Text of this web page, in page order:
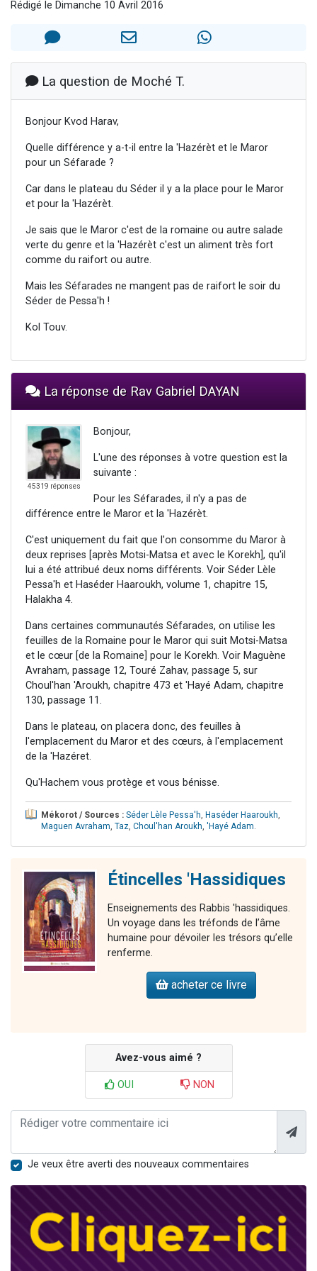
Dovan vient de donner son Maasser
Malgorzata vient de donner son Maasser
3 personnes viennent de nous rejoindre sur WhatsApp
Rédigé le Dimanche 10 Avril 2016
La question de Moché T.
Bonjour Kvod Harav,
Quelle différence y a-t-il entre la 'Hazérèt et le Maror
pour un Séfarade ?
Car dans le plateau du Séder il y a la place pour le Maror
et pour la 'Hazérèt.
Je sais que le Maror c'est de la romaine ou autre salade
verte du genre et la 'Hazérèt c'est un aliment très fort
comme du raifort ou autre.
Mais les Séfarades ne mangent pas de raifort le soir du
Séder de Pessa'h !
Kol Touv.
La réponse de Rav Gabriel DAYAN
45319 réponses
Bonjour,
L'une des réponses à votre question est la
suivante :
Pour les Séfarades, il n'y a pas de
différence entre le Maror et la 'Hazérèt.
C'est uniquement du fait que l'on consomme du Maror à
deux reprises [après Motsi-Matsa et avec le Korekh], qu'il
lui a été attribué deux noms différents. Voir Séder Lèle
Pessa'h et Haséder Haaroukh, volume 1, chapitre 15,
Halakha 4.
Dans certaines communautés Séfarades, on utilise les
feuilles de la Romaine pour le Maror qui suit Motsi-Matsa
et le cœur [de la Romaine] pour le Korekh. Voir Maguène
Avraham, passage 12, Touré Zahav, passage 5, sur
Choul'han 'Aroukh, chapitre 473 et 'Hayé Adam, chapitre
130, passage 11.
Dans le plateau, on placera donc, des feuilles à
l'emplacement du Maror et des cœurs, à l'emplacement
de la 'Hazéret.
Qu'Hachem vous protège et vous bénisse.
Mékorot / Sources : Séder Lèle Pessa'h, Haséder Haaroukh,
Maguen Avraham, Taz, Choul'han Aroukh, 'Hayé Adam.
Étincelles 'Hassidiques
Enseignements des Rabbis 'hassidiques.
Un voyage dans les tréfonds de l’âme
humaine pour dévoiler les trésors qu’elle
renferme.
acheter ce livre
Avez-vous aimé ?
OUI NON
Je veux être averti des nouveaux commentaires